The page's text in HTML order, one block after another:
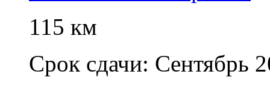
115 км
Срок сдачи: Сентябрь